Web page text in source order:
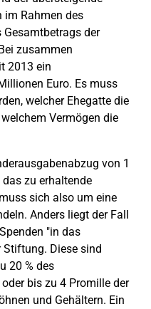
im Rahmen des
Gesamtbetrags der
zusammen
2013 ein
Euro. Es muss
welcher Ehegatte die
Vermögen die
von 1
zu erhaltende
sich also um eine
Anders liegt der Fall
"in das
Stiftung. Diese sind
20 % des
bis zu 4 Promille der
und Gehältern. Ein